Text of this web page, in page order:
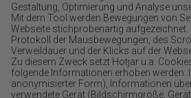
Gestaltung, Optimierung und Analyse
Mit dem Tool werden Bewegungen von
Webseite stichprobenartig aufgezeichnet.
Protokoll der Mausbewegungen, des
Verweildauer und der Klicks auf der
Zu diesem Zweck setzt Hotjar u.a.
folgende Informationen erhoben werden:
anonymisierter Form), Informationen
verwendete Gerät (Bildschirmgröße,